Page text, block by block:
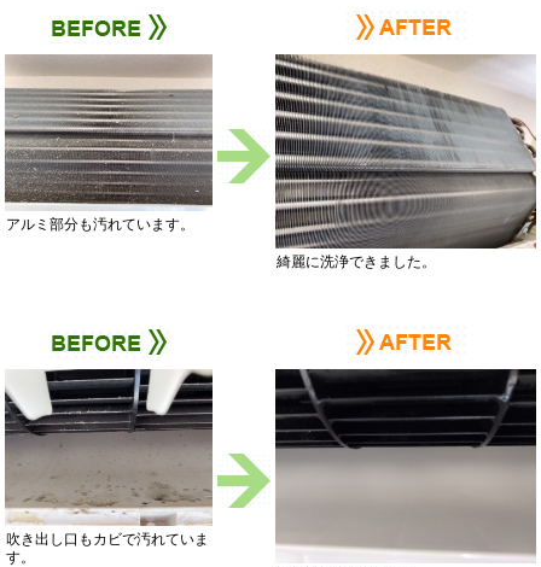
アルミ部分も汚れています。
綺麗に洗浄できました。
吹き出し口もカビで汚れていま
す。